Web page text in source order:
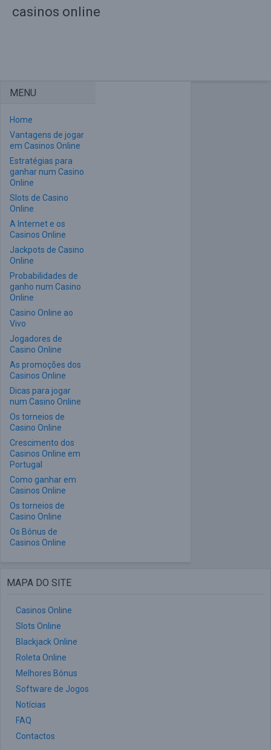
casinos online
MENU
Home
Vantagens de jogar
em Casinos Online
Estratégias para
ganhar num Casino
Online
Slots de Casino
Online
A Internet e os
Casinos Online
Jackpots de Casino
Online
Probabilidades de
ganho num Casino
Online
Casino Online ao
Vivo
Jogadores de
Casino Online
As promoções dos
Casinos Online
Dicas para jogar
num Casino Online
Os torneios de
Casino Online
Crescimento dos
Casinos Online em
Portugal
Como ganhar em
Casinos Online
Os torneios de
Casino Online
Os Bónus de
Casinos Online
MAPA DO SITE
Casinos Online
Slots Online
Blackjack Online
Roleta Online
Melhores Bónus
Software de Jogos
Notícias
FAQ
Contactos